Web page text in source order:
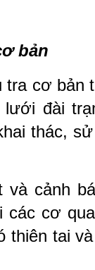
bản
cơ bản
đài
thác,
cảnh
cơ
tai